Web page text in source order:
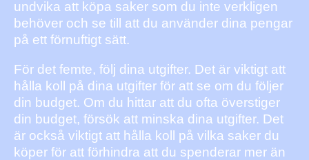
undvika att köpa saker som du inte verkligen
behöver och se till att du använder dina pengar
på ett förnuftigt sätt.
För det femte, följ dina utgifter. Det är viktigt att
hålla koll på dina utgifter för att se om du följer
din budget. Om du hittar att du ofta överstiger
din budget, försök att minska dina utgifter. Det
är också viktigt att hålla koll på vilka saker du
köper för att förhindra att du spenderar mer än